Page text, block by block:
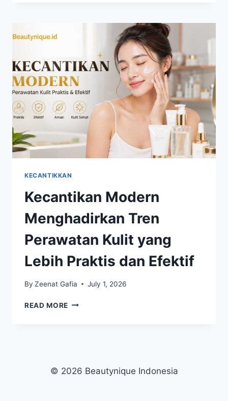
DENGAN
HARI
AGAR
TETAP
DAN
BERCAHAYA
KECANTIKKAN
Kecantikan Modern
Menghadirkan Tren
Perawatan Kulit yang
Lebih Praktis dan Efektif
By Zeenat Gafia July 1, 2026
READ MORE KECANTIKAN
YANG
© 2026 Beautynique Indonesia